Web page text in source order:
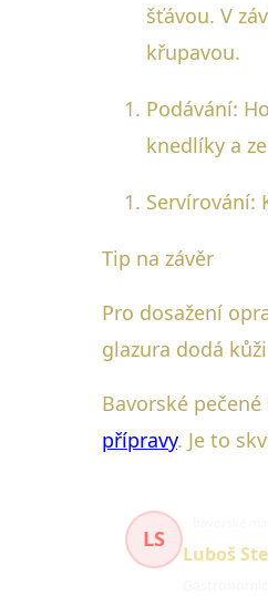
šťávou. V
křupavou.
Podávání:
knedlíky a
Servírování:
Tip na závěr
Pro dosažení
glazura dodá
Bavorské
přípravy. Je to
LS
Luboš